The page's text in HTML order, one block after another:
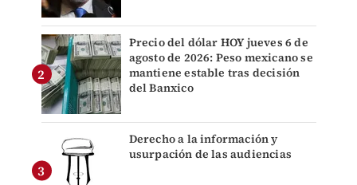
Precio del dólar HOY jueves 6 de
agosto de 2026: Peso mexicano se
mantiene estable tras decisión
del Banxico
Derecho a la información y
usurpación de las audiencias